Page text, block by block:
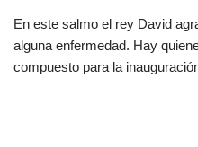
En este salmo el rey David
alguna enfermedad. Hay
compuesto para la